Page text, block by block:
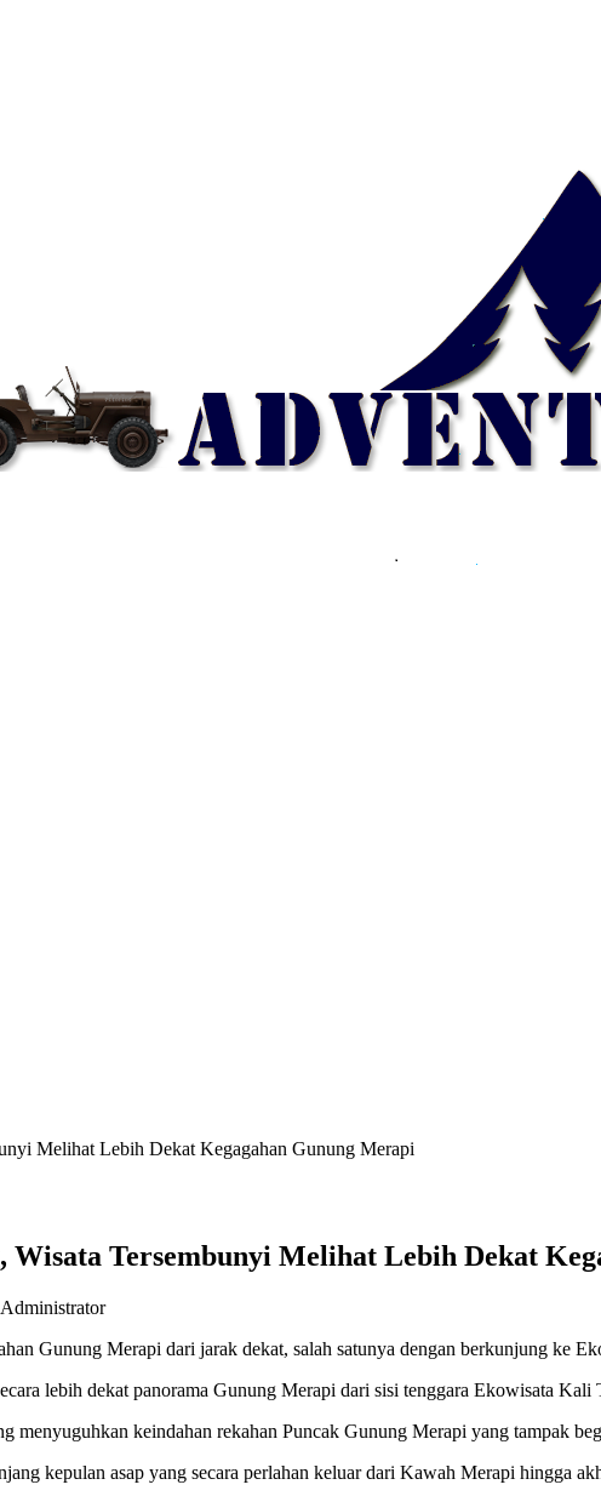
Melihat Lebih Dekat Kegagahan Gunung Merapi
Tersembunyi Melihat Lebih Dekat
Gunung Merapi dari jarak dekat, salah satunya dengan berkunjung ke
lebih dekat panorama Gunung Merapi dari sisi tenggara Ekowisata Kali
menyuguhkan keindahan rekahan Puncak Gunung Merapi yang tampak
kepulan asap yang secara perlahan keluar dari Kawah Merapi hingga